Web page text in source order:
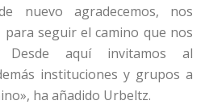
nuevo agradecemos, nos
seguir el camino que nos
aquí invitamos al
instituciones y grupos a
ha añadido Urbeltz.